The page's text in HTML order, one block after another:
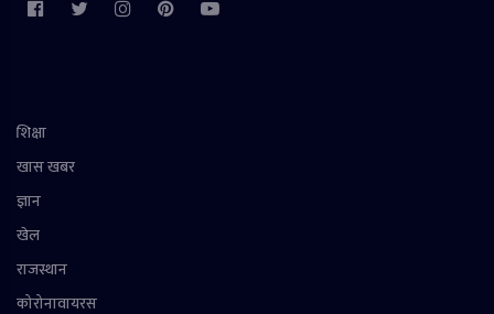
शिक्षा
खास खबर
ज्ञान
खेल
राजस्थान
कोरोनावायरस